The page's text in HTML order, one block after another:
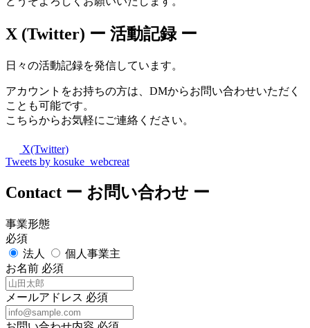
X (Twitter) ー 活動記録 ー
日々の活動記録を発信しています。
アカウントをお持ちの方は、DMからお問い合わせいただく
ことも可能です。
こちらからお気軽にご連絡ください。
X(Twitter)
Tweets by kosuke_webcreat
Contact ー お問い合わせ ー
事業形態
必須
法人
個人事業主
お名前 必須
メールアドレス 必須